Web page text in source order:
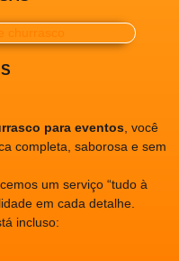
para eventos , você
completa, saborosa e sem
um serviço “tudo à
em cada detalhe.
incluso: